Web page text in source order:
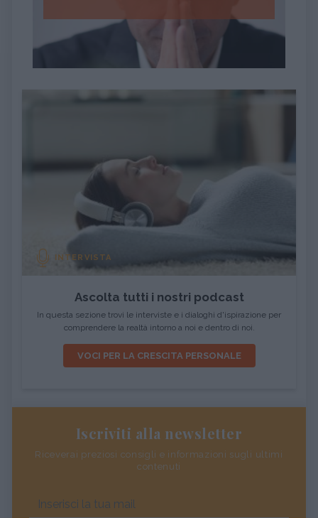
INTERVISTA
Ascolta tutti i nostri podcast
In questa sezione trovi le interviste e i dialoghi d'ispirazione per
comprendere la realtà intorno a noi e dentro di noi.
VOCI PER LA CRESCITA PERSONALE
Iscriviti alla newsletter
Riceverai preziosi consigli e informazioni sugli ultimi
contenuti